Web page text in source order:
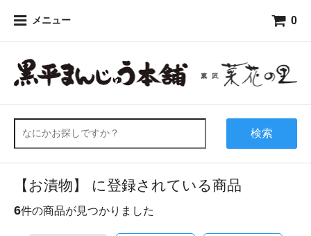
メニュー 0
検索
【お漬物】 に登録されている商品
6件の商品が見つかりました